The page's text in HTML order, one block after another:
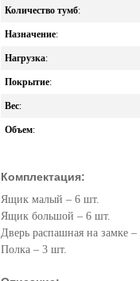
Количество тумб:
Назначение:
Нагрузка:
Покрытие:
Вес:
Объем:
Комплектация:
Ящик малый – 6 шт.
Ящик большой – 6 шт.
Дверь распашная на замке –
Полка – 3 шт.